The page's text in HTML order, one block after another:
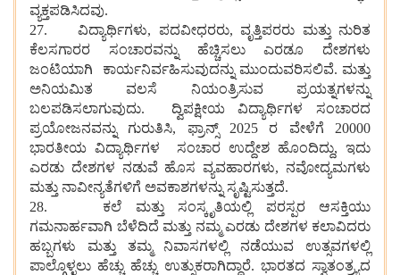
ವ್ಯಕ್ತಪಡಿಸಿದವು.
27. ವಿದ್ಯಾರ್ಥಿಗಳು, ಪದವೀಧರರು, ವೃತ್ತಿಪರರು ಮತ್ತು ನುರಿತ
ಕೆಲಸಗಾರರ ಸಂಚಾರವನ್ನು ಹೆಚ್ಚಿಸಲು ಎರಡೂ ದೇಶಗಳು
ಜಂಟಿಯಾಗಿ ಕಾರ್ಯನಿರ್ವಹಿಸುವುದನ್ನು ಮುಂದುವರಿಸಲಿವೆ. ಮತ್ತು
ಅನಿಯಮಿತ ವಲಸೆ ನಿಯಂತ್ರಿಸುವ ಪ್ರಯತ್ನಗಳನ್ನು
ಬಲಪಡಿಸಲಾಗುವುದು. ದ್ವಿಪಕ್ಷೀಯ ವಿದ್ಯಾರ್ಥಿಗಳ ಸಂಚಾರದ
ಪ್ರಯೋಜನವನ್ನು ಗುರುತಿಸಿ, ಫ್ರಾನ್ಸ್ 2025 ರ ವೇಳೆಗೆ 20000
ಭಾರತೀಯ ವಿದ್ಯಾರ್ಥಿಗಳ ಸಂಚಾರ ಉದ್ದೇಶ ಹೊಂದಿದ್ದು, ಇದು
ಎರಡು ದೇಶಗಳ ನಡುವೆ ಹೊಸ ವ್ಯವಹಾರಗಳು, ನವೋದ್ಯಮಗಳು
ಮತ್ತು ನಾವೀನ್ಯತೆಗಳಿಗೆ ಅವಕಾಶಗಳನ್ನು ಸೃಷ್ಟಿಸುತ್ತದೆ.
28. ಕಲೆ ಮತ್ತು ಸಂಸ್ಕೃತಿಯಲ್ಲಿ ಪರಸ್ಪರ ಆಸಕ್ತಿಯು
ಗಮನಾರ್ಹವಾಗಿ ಬೆಳೆದಿದೆ ಮತ್ತು ನಮ್ಮ ಎರಡು ದೇಶಗಳ ಕಲಾವಿದರು
ಹಬ್ಬಗಳು ಮತ್ತು ತಮ್ಮ ನಿವಾಸಗಳಲ್ಲಿ ನಡೆಯುವ ಉತ್ಸವಗಳಲ್ಲಿ
ಪಾಲ್ಗೊಳ್ಳಲು ಹೆಚ್ಚು ಹೆಚ್ಚು ಉತ್ಸುಕರಾಗಿದ್ದಾರೆ. ಭಾರತದ ಸ್ವಾತಂತ್ರ್ಯದ